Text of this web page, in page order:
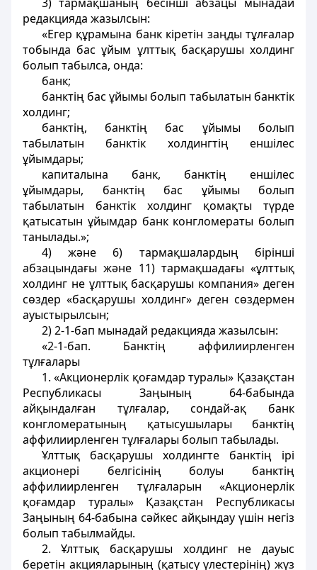
редакцияда жазылсын:
«Егер құрамына банк кіретін заңды тұлғалар
тобында бас ұйым ұлттық басқарушы холдинг
болып табылса, онда:
банк;
банктің бас ұйымы болып табылатын банктік
холдинг;
банктің, банктің бас ұйымы болып
табылатын банктік холдингтің еншілес
ұйымдары;
капиталына банк, банктің еншілес
ұйымдары, банктің бас ұйымы болып
табылатын банктік холдинг қомақты түрде
қатысатын ұйымдар банк конгломераты болып
танылады.»;
4) және 6) тармақшалардың бірінші
абзацындағы және 11) тармақшадағы «ұлттық
холдинг не ұлттық басқарушы компания» деген
сөздер «басқарушы холдинг» деген сөздермен
ауыстырылсын;
2) 2-1-бап мынадай редакцияда жазылсын:
«2-1-бап. Банктің аффилиирленген
тұлғалары
1. «Акционерлік қоғамдар туралы» Қазақстан
Республикасы Заңының 64-бабында
айқындалған тұлғалар, сондай-ақ банк
конгломератының қатысушылары банктің
аффилиирленген тұлғалары болып табылады.
Ұлттық басқарушы холдингте банктің ірі
акционері белгісінің болуы банктің
аффилиирленген тұлғаларын «Акционерлік
қоғамдар туралы» Қазақстан Республикасы
Заңының 64-бабына сәйкес айқындау үшін негіз
болып табылмайды.
2. Ұлттық басқарушы холдинг не дауыс
беретін акцияларының (қатысу үлестерінің) жүз